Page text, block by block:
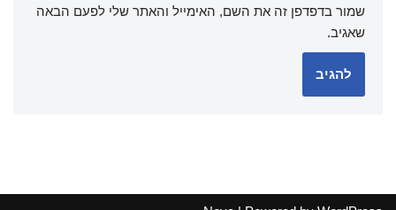
שמור בדפדפן זה את השם, האימייל והאתר שלי לפעם הבאה
שאגיב.